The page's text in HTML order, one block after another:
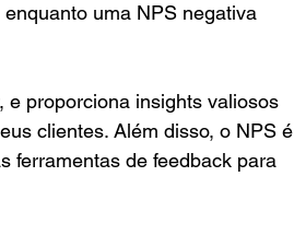
uma NPS negativa
e proporciona insights valiosos
clientes. Além disso, o NPS é
ferramentas de feedback para